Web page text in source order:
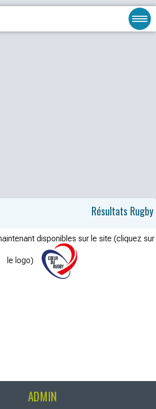
Résultats Rugby
disponibles sur le site (cliquez sur
le logo)
ADMIN